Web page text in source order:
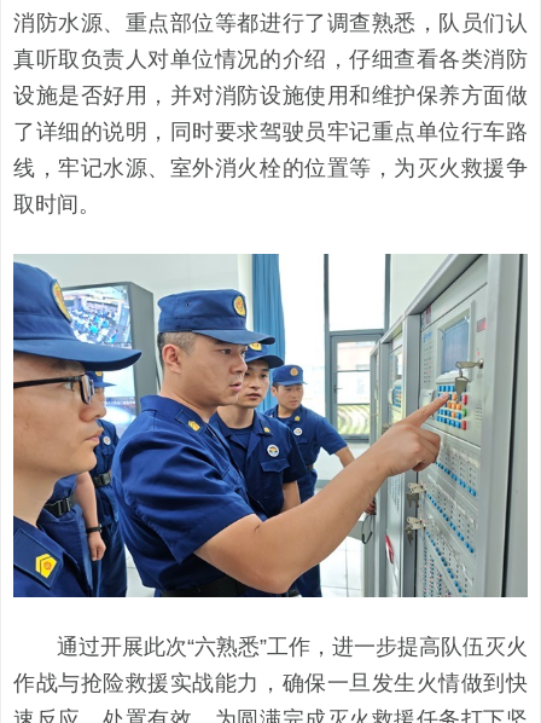
消防水源、重点部位等都进行了调查熟悉，队员们认
真听取负责人对单位情况的介绍，仔细查看各类消防
设施是否好用，并对消防设施使用和维护保养方面做
了详细的说明，同时要求驾驶员牢记重点单位行车路
线，牢记水源、室外消火栓的位置等，为灭火救援争
取时间。
通过开展此次“六熟悉”工作，进一步提高队伍灭火
作战与抢险救援实战能力，确保一旦发生火情做到快